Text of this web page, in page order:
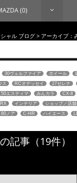
(0)
ャル ブログ> アーカイブ：
30ヴェルファイア ホイール
ス RCオデッセイ 27セレナ
50エスティマ みんカラ CX-8
インテリア ショップ／店舗
80ノア C-HR ハイエース
の記事（19件）